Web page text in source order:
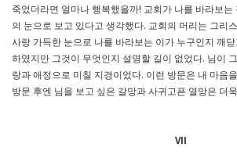
죽었더라면 얼마나 행복했을까! 교회가 나를 바라보는
의 눈으로 보고 있다고 생각했다. 교회의 머리는 그리
사랑 가득한 눈으로 나를 바라보는 이가 누구인지 깨
하였지만 그것이 무엇인지 설명할 길이 없었다. 님이
랑과 애정으로 미칠 지경이었다. 이런 방문은 내 마음
방문 후엔 님을 보고 싶은 갈망과 사귀고픈 열망은 더
VII